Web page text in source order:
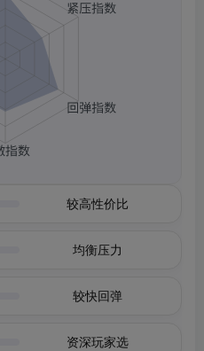
较高性价比
均衡压力
较快回弹
资深玩家选